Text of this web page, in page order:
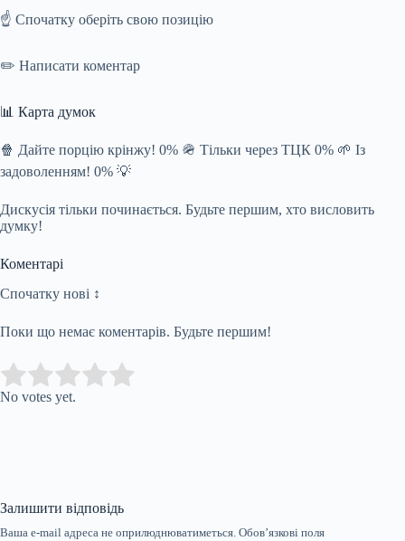
☝️ Спочатку оберіть свою позицію
✏️ Написати коментар
📊 Карта думок
🍿 Дайте порцію крінжу! 0% 🪖 Тільки через ТЦК 0% 🌱 Із
задоволенням! 0% 💡
Дискусія тільки починається. Будьте першим, хто висловить
думку!
Коментарі
Спочатку нові ↕
Поки що немає коментарів. Будьте першим!
Rate this item:
No votes yet.
Залишити відповідь
Ваша e-mail адреса не оприлюднюватиметься. Обов’язкові поля